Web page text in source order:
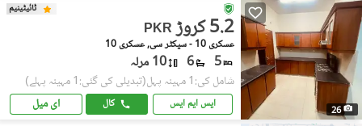
26
ٹائیٹینیم
PKR 5.2 کروڑ
عسکری 10 - سیکٹر سی, عسکری 10
5
6 10 مرلہ
شامل کی:1 مہینہ پہل (تبدیلی کی گئی:1 مہینہ پہلے)
ایس ایم ایس کال ای میل